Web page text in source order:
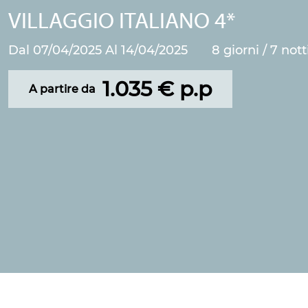
VILLAGGIO ITALIANO 4*
Dal 07/04/2025 Al 14/04/2025 8 giorni / 7
A partire da 1.035 € p.p